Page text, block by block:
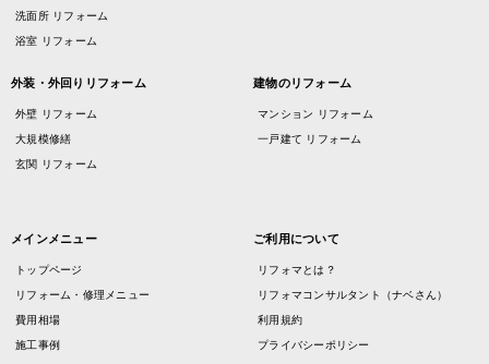
洗面所 リフォーム
浴室 リフォーム
外装・外回りリフォーム
外壁 リフォーム
大規模修繕
玄関 リフォーム
建物のリフォーム
マンション リフォーム
一戸建て リフォーム
メインメニュー
トップページ
リフォーム・修理メニュー
費用相場
施工事例
ご利用について
リフォマとは？
リフォマコンサルタント（ナベさん）
利用規約
プライバシーポリシー